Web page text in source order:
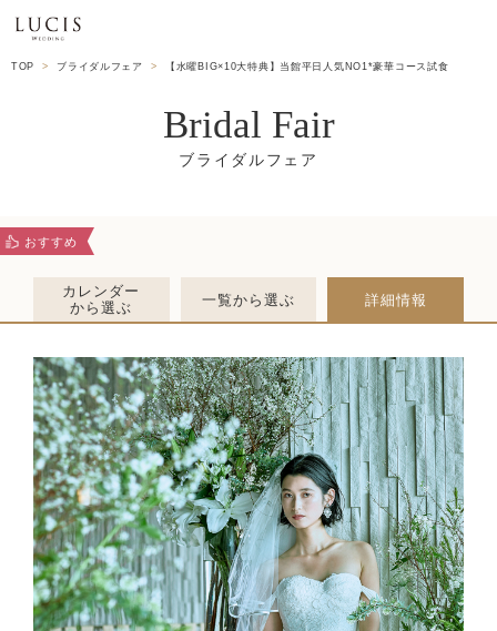
TOP ブライダルフェア 【水曜BIG×10大特典】当館平日人気NO1*豪華コース試食
Bridal Fair
カレンダー
から選ぶ
一覧から選ぶ 詳細情報
おすすめ